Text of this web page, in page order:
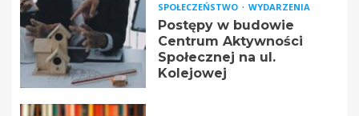
SPOŁECZEŃSTWO WYDARZENIA
Postępy w budowie
Centrum Aktywności
Społecznej na ul.
Kolejowej